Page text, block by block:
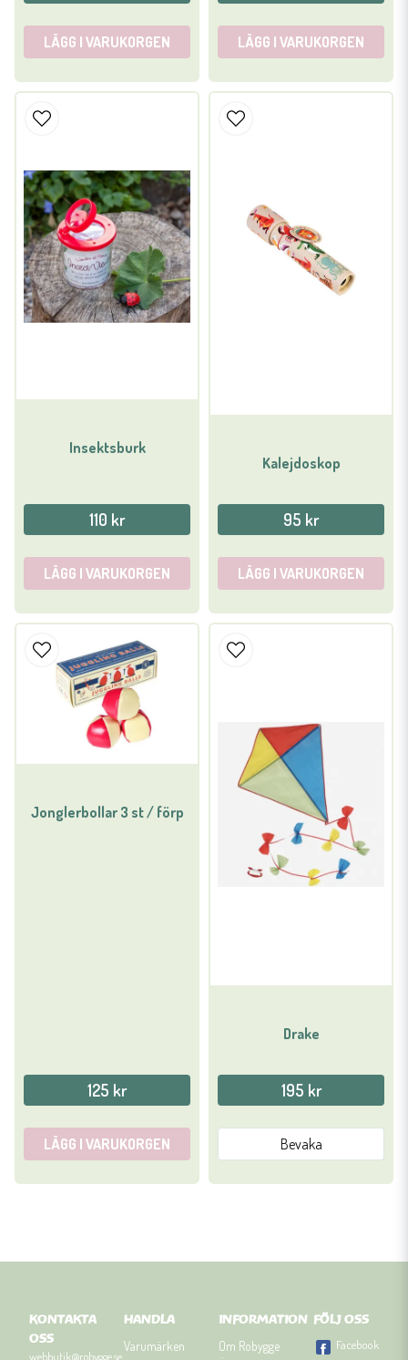
LÄGG I VARUKORGEN LÄGG I VARUKORGEN
Insektsburk
110 kr
LÄGG I VARUKORGEN
Kalejdoskop
95 kr
LÄGG I VARUKORGEN
Jonglerbollar 3 st / förp
125 kr
LÄGG I VARUKORGEN
Drake
195 kr
Bevaka
KONTAKTA
OSS
webbutik@robygge.se
HANDLA
Varumärken
INFORMATION
Om Robygge
FÖLJ OSS
Facebook